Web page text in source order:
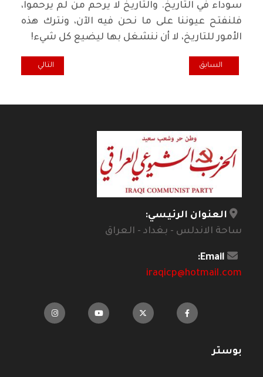
سوداء في التاريخ. والتاريخ لا يرحم من لم يرحموا،
فلنفتح عيوننا على ما نحن فيه الآن، ونترك هذه
الأمور للتاريخ، لا أن ننشغل بها ليضيع كل شيء!
المقال السابق: اضاءة.. عن كارثة الكهرباء نتحدث !
السابق المقال التالي:
التالي
العنوان الرئيسي:
ساحة الاندلس - بغداد - العراق
Email:
iraqicp@hotmail.com
بوستر